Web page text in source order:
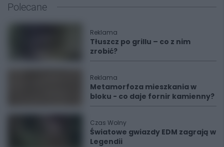
Polecane
Reklama
Tłuszcz po grillu – co z nim
zrobić?
Reklama
Metamorfoza mieszkania w
bloku - co daje fornir kamienny?
Czas Wolny
Światowe gwiazdy EDM zagrają w
Legendii